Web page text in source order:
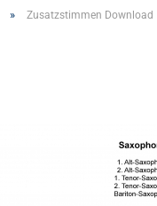
» Zusatzstimmen Download